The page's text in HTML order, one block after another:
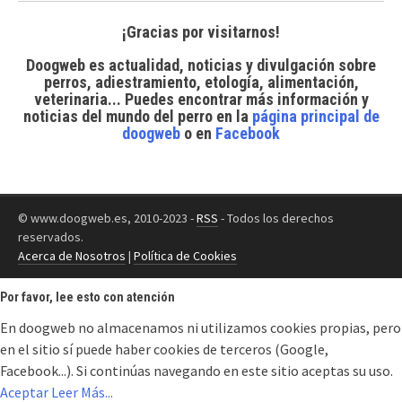
¡Gracias por visitarnos!
Doogweb es actualidad, noticias y divulgación sobre
perros, adiestramiento, etología, alimentación,
veterinaria... Puedes encontrar más información y
noticias del mundo del perroen la página principal de
doogweb o en Facebook
© www.doogweb.es, 2010-2023 -RSS - Todos los derechos
reservados.
Acerca de Nosotros | Política de Cookies
Por favor, lee esto con atención
En doogweb no almacenamos ni utilizamos cookies propias, pero
en el sitio sí puede haber cookies de terceros (Google,
Facebook...). Si continúas navegando en este sitio aceptas su uso.
Aceptar Leer Más...